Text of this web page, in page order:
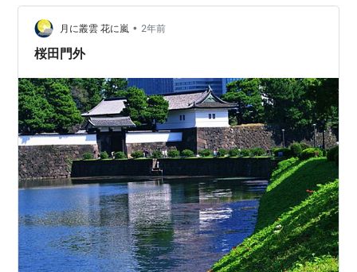
月に叢雲 花に嵐 • 2年前
桜田門外